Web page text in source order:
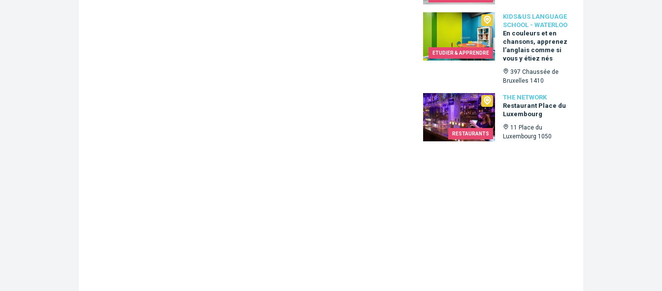
ETUDIER & APPRENDRE
KIDS&US LANGUAGE
SCHOOL - WATERLOO
En couleurs et en
chansons, apprenez
l’anglais comme si
vous y étiez nés
397 Chaussée de
Bruxelles 1410
Kids&Us language school - Waterloo
RESTAURANTS
THE NETWORK
Restaurant Place du
Luxembourg
11 Place du
Luxembourg 1050
The Network